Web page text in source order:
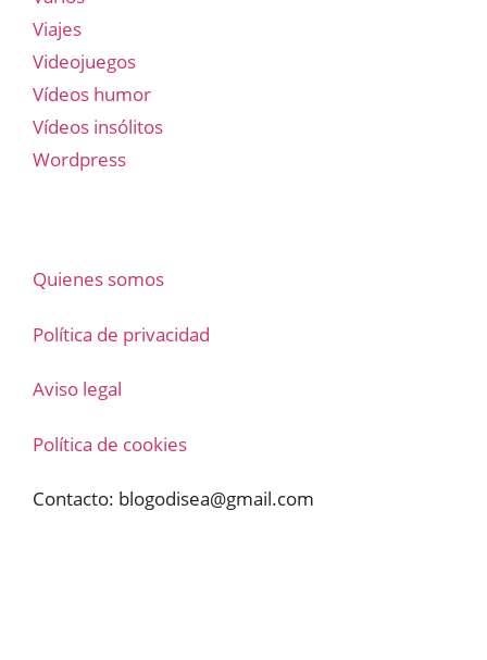
Viajes
Videojuegos
Vídeos humor
Vídeos insólitos
Wordpress
Quienes somos
Política de privacidad
Aviso legal
Política de cookies
Contacto: blogodisea@gmail.com